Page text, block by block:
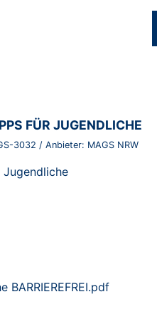
FÜR JUGENDLICHE
3032 / Anbieter: MAGS NRW